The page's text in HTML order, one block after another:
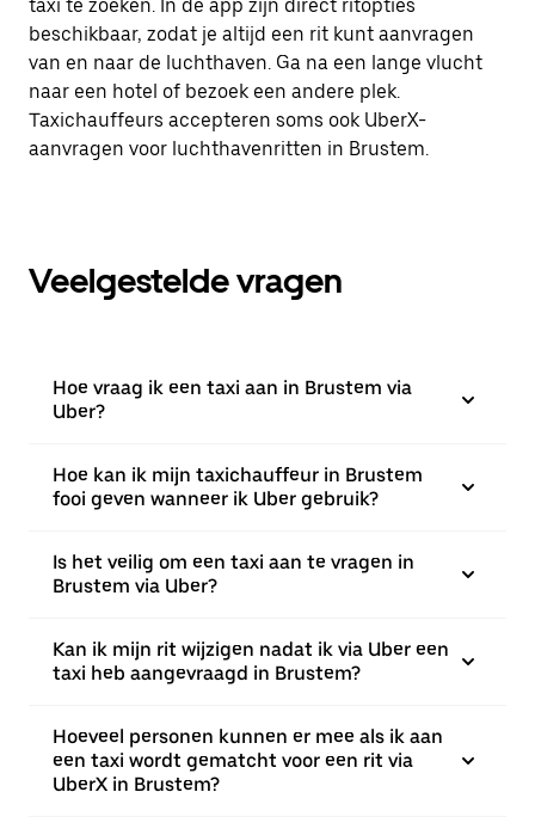
taxi te zoeken. In de app zijn direct ritopties
beschikbaar, zodat je altijd een rit kunt aanvragen
van en naar de luchthaven. Ga na een lange vlucht
naar een hotel of bezoek een andere plek.
Taxichauffeurs accepteren soms ook UberX-
aanvragen voor luchthavenritten in Brustem.
Veelgestelde vragen
Hoe vraag ik een taxi aan in Brustem via
Uber?
Hoe kan ik mijn taxichauffeur in Brustem
fooi geven wanneer ik Uber gebruik?
Is het veilig om een taxi aan te vragen in
Brustem via Uber?
Kan ik mijn rit wijzigen nadat ik via Uber een
taxi heb aangevraagd in Brustem?
Hoeveel personen kunnen er mee als ik aan
een taxi wordt gematcht voor een rit via
UberX in Brustem?